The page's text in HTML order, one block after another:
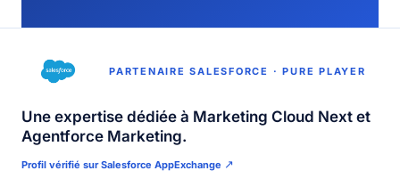
PARTENAIRE SALESFORCE · PURE PLAYER
Une expertise dédiée à Marketing Cloud Next et
Agentforce Marketing.
Profil vérifié sur Salesforce AppExchange ↗